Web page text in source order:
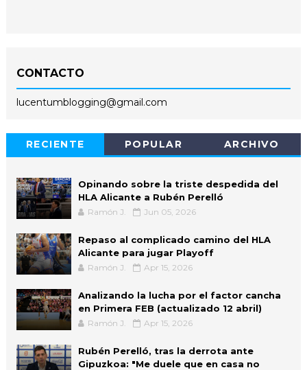
CONTACTO
lucentumblogging@gmail.com
RECIENTE POPULAR ARCHIVO
Opinando sobre la triste despedida del
HLA Alicante a Rubén Perelló
Ramón J. Jun 05, 2026
Repaso al complicado camino del HLA
Alicante para jugar Playoff
Ramón J. Apr 15, 2026
Analizando la lucha por el factor cancha
en Primera FEB (actualizado 12 abril)
Ramón J. Apr 15, 2026
Rubén Perelló, tras la derrota ante
Gipuzkoa: "Me duele que en casa no